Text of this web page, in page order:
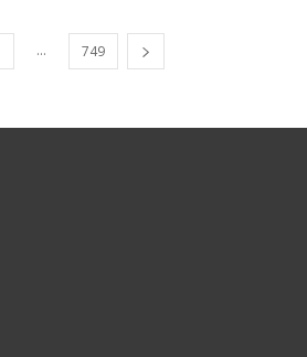
... 749